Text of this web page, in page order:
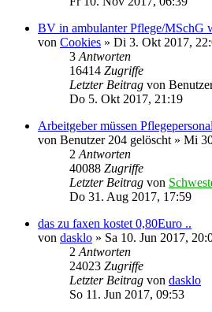
BV in ambulanter Pflege/MSchG
von Cookies » Di 3. Okt 2017,
3 Antworten
16414 Zugriffe
Letzter Beitrag von
Do 5. Okt 2017, 21:19
Arbeitgeber müssen
von Benutzer 204 gelöscht » Mi
2 Antworten
40088 Zugriffe
Letzter Beitrag von
Do 31. Aug 2017, 17:59
das zu faxen kostet 0,80Euro ..
von dasklo » Sa 10. Jun 2017,
2 Antworten
24023 Zugriffe
Letzter Beitrag von dasklo
So 11. Jun 2017, 09:53